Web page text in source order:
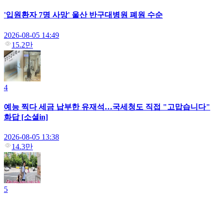
'입원환자 7명 사망' 울산 반구대병원 폐원 수순
2026-08-05 14:49
15.2만
4
예능 찍다 세금 납부한 유재석…국세청도 직접 "고맙습니다"
화답 [소셜in]
2026-08-05 13:38
14.3만
5